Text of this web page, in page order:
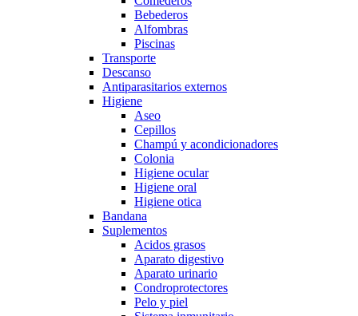
Bebederos
Alfombras
Piscinas
Transporte
Descanso
Antiparasitarios externos
Higiene
Aseo
Cepillos
Champú y acondicionadores
Colonia
Higiene ocular
Higiene oral
Higiene otica
Bandana
Suplementos
Acidos grasos
Aparato digestivo
Aparato urinario
Condroprotectores
Pelo y piel